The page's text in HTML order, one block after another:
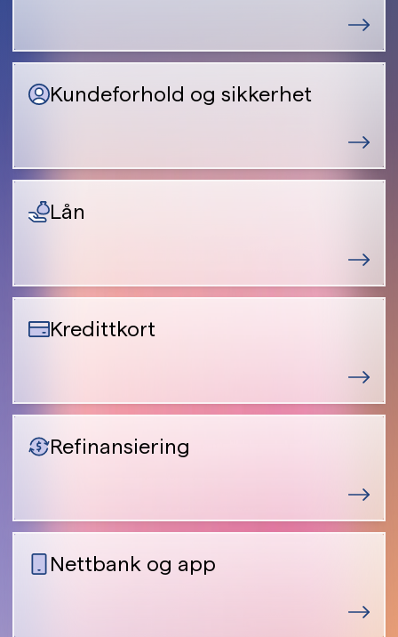
Kundeforhold og sikkerhet
Lån
Kredittkort
Refinansiering
Nettbank og app